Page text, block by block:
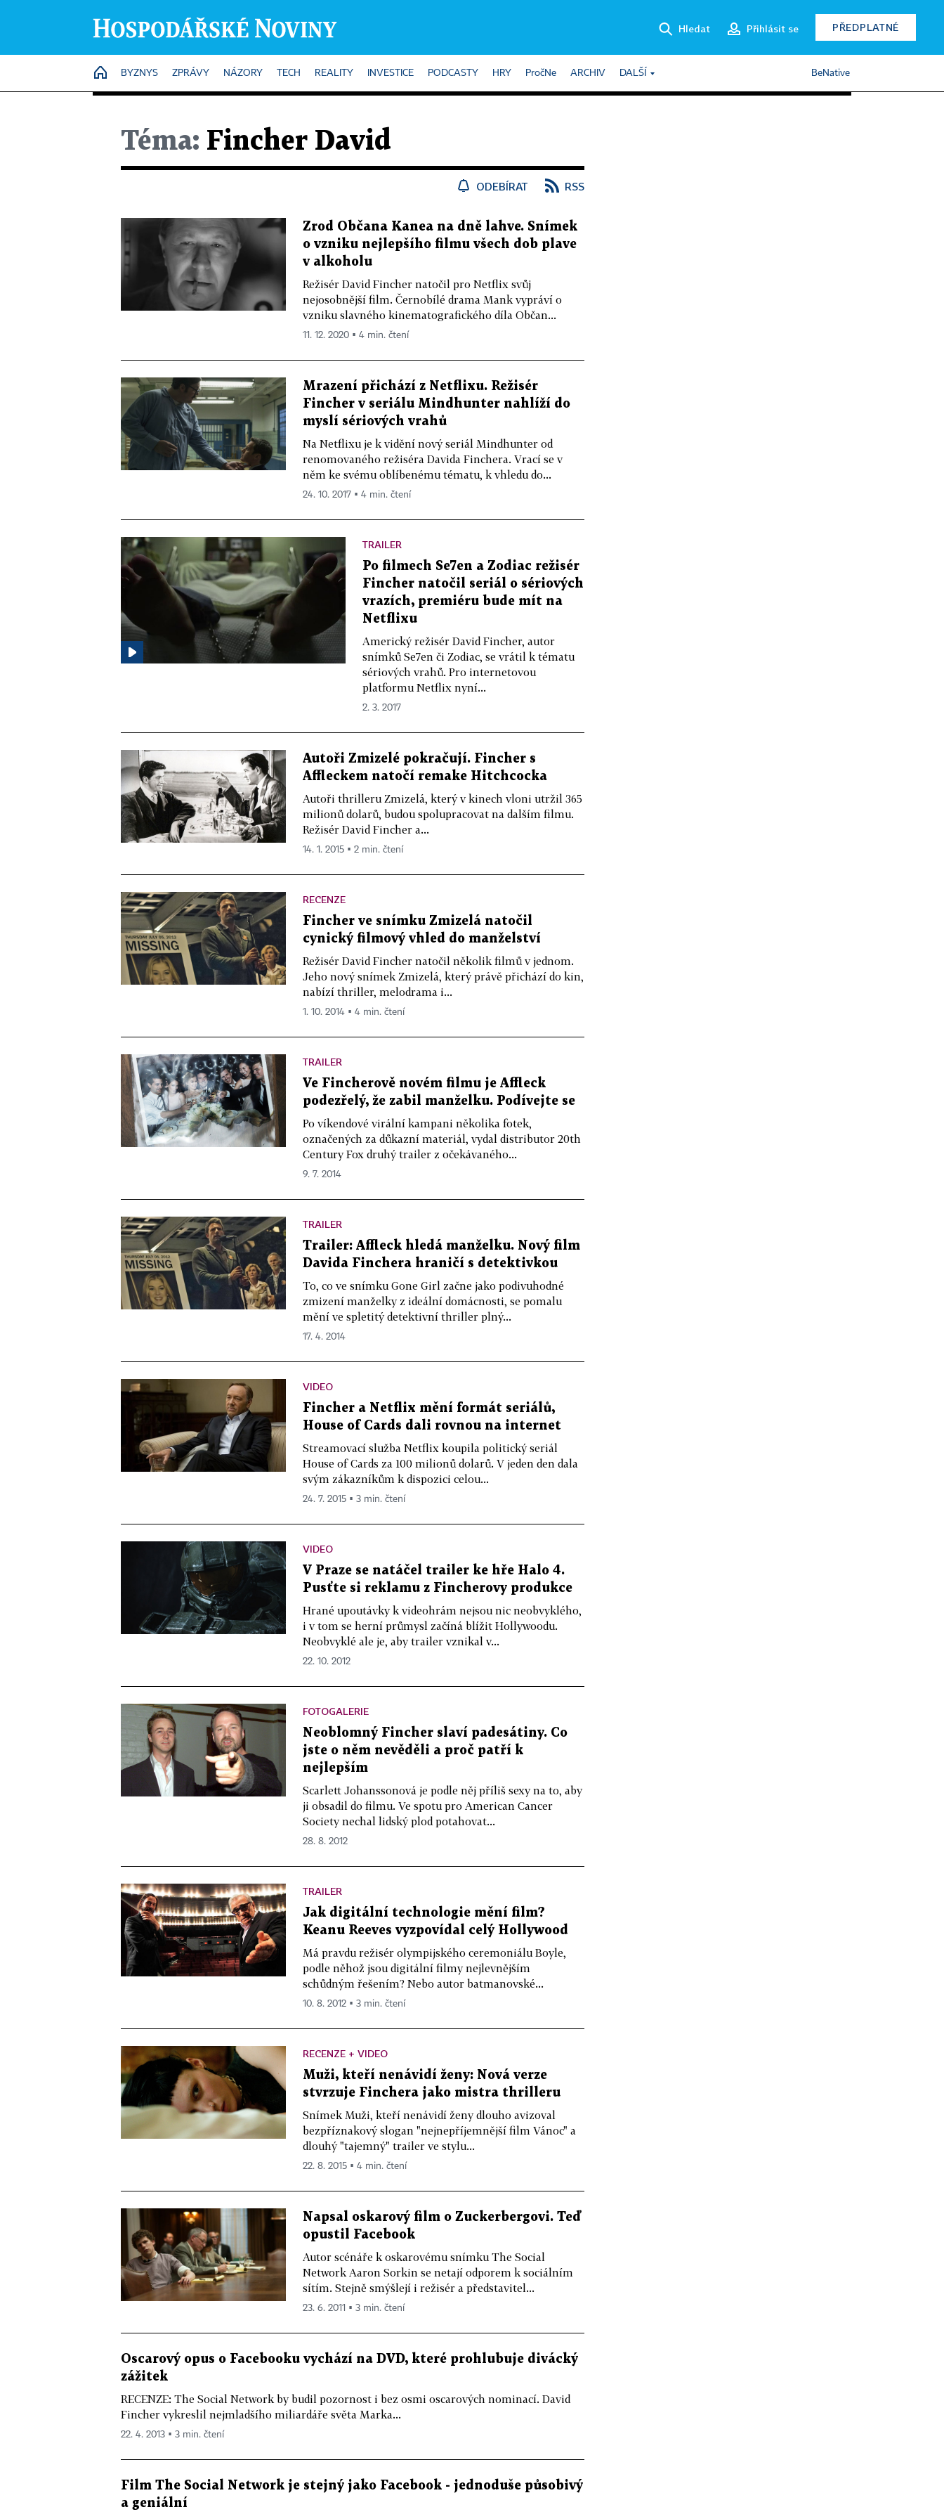
Hledat Přihlásit se PŘEDPLATNÉ
HOME
BYZNYS ZPRÁVY NÁZORY TECH REALITY INVESTICE PODCASTY HRY PročNe ARCHIV DALŠÍ BeNative
Téma: Fincher David
ODEBÍRAT RSS
Zrod Občana Kanea na dně lahve. Snímek
o vzniku nejlepšího filmu všech dob plave
v alkoholu
Režisér David Fincher natočil pro Netflix svůj
nejosobnější film. Černobílé drama Mank vypráví o
vzniku slavného kinematografického díla Občan...
11. 12. 2020 ▪ 4 min. čtení
Mrazení přichází z Netflixu. Režisér
Fincher v seriálu Mindhunter nahlíží do
myslí sériových vrahů
Na Netflixu je k vidění nový seriál Mindhunter od
renomovaného režiséra Davida Finchera. Vrací se v
něm ke svému oblíbenému tématu, k vhledu do...
24. 10. 2017 ▪ 4 min. čtení
TRAILER
Po filmech Se7en a Zodiac režisér
Fincher natočil seriál o sériových
vrazích, premiéru bude mít na
Netflixu
Americký režisér David Fincher, autor
snímků Se7en či Zodiac, se vrátil k tématu
sériových vrahů. Pro internetovou
platformu Netflix nyní...
2. 3. 2017
Autoři Zmizelé pokračují. Fincher s
Affleckem natočí remake Hitchcocka
Autoři thrilleru Zmizelá, který v kinech vloni utržil 365
milionů dolarů, budou spolupracovat na dalším filmu.
Režisér David Fincher a...
14. 1. 2015 ▪ 2 min. čtení
RECENZE
Fincher ve snímku Zmizelá natočil
cynický filmový vhled do manželství
Režisér David Fincher natočil několik filmů v jednom.
Jeho nový snímek Zmizelá, který právě přichází do kin,
nabízí thriller, melodrama i...
1. 10. 2014 ▪ 4 min. čtení
TRAILER
Ve Fincherově novém filmu je Affleck
podezřelý, že zabil manželku. Podívejte se
Po víkendové virální kampani několika fotek,
označených za důkazní materiál, vydal distributor 20th
Century Fox druhý trailer z očekávaného...
9. 7. 2014
TRAILER
Trailer: Affleck hledá manželku. Nový film
Davida Finchera hraničí s detektivkou
To, co ve snímku Gone Girl začne jako podivuhodné
zmizení manželky z ideální domácnosti, se pomalu
mění ve spletitý detektivní thriller plný...
17. 4. 2014
VIDEO
Fincher a Netflix mění formát seriálů,
House of Cards dali rovnou na internet
Streamovací služba Netflix koupila politický seriál
House of Cards za 100 milionů dolarů. V jeden den dala
svým zákazníkům k dispozici celou...
24. 7. 2015 ▪ 3 min. čtení
VIDEO
V Praze se natáčel trailer ke hře Halo 4.
Pusťte si reklamu z Fincherovy produkce
Hrané upoutávky k videohrám nejsou nic neobvyklého,
i v tom se herní průmysl začíná blížit Hollywoodu.
Neobvyklé ale je, aby trailer vznikal v...
22. 10. 2012
FOTOGALERIE
Neoblomný Fincher slaví padesátiny. Co
jste o něm nevěděli a proč patří k
nejlepším
Scarlett Johanssonová je podle něj příliš sexy na to, aby
ji obsadil do filmu. Ve spotu pro American Cancer
Society nechal lidský plod potahovat...
28. 8. 2012
TRAILER
Jak digitální technologie mění film?
Keanu Reeves vyzpovídal celý Hollywood
Má pravdu režisér olympijského ceremoniálu Boyle,
podle něhož jsou digitální filmy nejlevnějším
schůdným řešením? Nebo autor batmanovské...
10. 8. 2012 ▪ 3 min. čtení
RECENZE + VIDEO
Muži, kteří nenávidí ženy: Nová verze
stvrzuje Finchera jako mistra thrilleru
Snímek Muži, kteří nenávidí ženy dlouho avizoval
bezpříznakový slogan "nejnepříjemnější film Vánoc" a
dlouhý "tajemný" trailer ve stylu...
22. 8. 2015 ▪ 4 min. čtení
Napsal oskarový film o Zuckerbergovi. Teď
opustil Facebook
Autor scénáře k oskarovému snímku The Social
Network Aaron Sorkin se netají odporem k sociálním
sítím. Stejně smýšlejí i režisér a představitel...
23. 6. 2011 ▪ 3 min. čtení
Oscarový opus o Facebooku vychází na DVD, které prohlubuje divácký
zážitek
RECENZE: The Social Network by budil pozornost i bez osmi oscarových nominací. David
Fincher vykreslil nejmladšího miliardáře světa Marka...
22. 4. 2013 ▪ 3 min. čtení
Film The Social Network je stejný jako Facebook - jednoduše působivý
a geniální